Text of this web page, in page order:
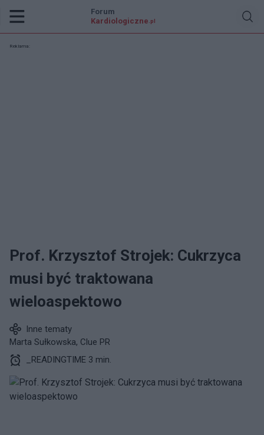
Forum
Kardiologiczne .pl
Reklama:
Prof. Krzysztof Strojek: Cukrzyca
musi być traktowana
wieloaspektowo
Inne tematy
Marta Sułkowska, Clue PR
_READINGTIME 3 min.